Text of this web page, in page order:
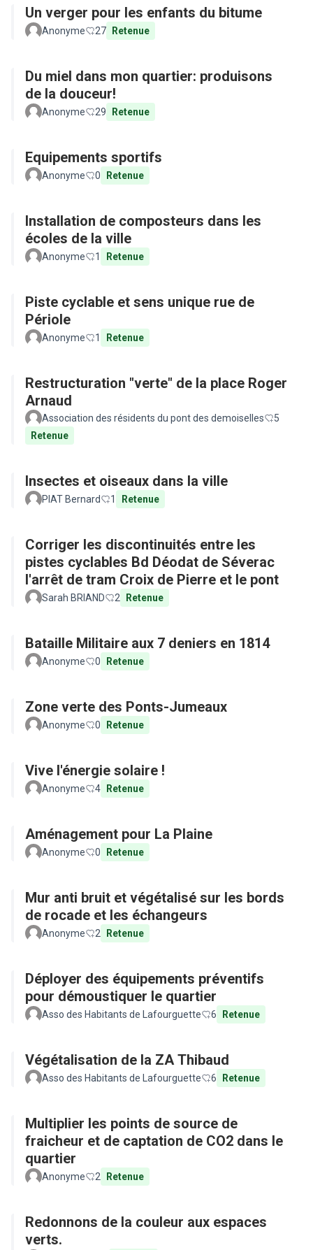
Un verger pour les enfants du bitume
Anonyme 27 Retenue
Du miel dans mon quartier: produisons
de la douceur!
Anonyme 29 Retenue
Equipements sportifs
Anonyme 0 Retenue
Installation de composteurs dans les
écoles de la ville
Anonyme 1 Retenue
Piste cyclable et sens unique rue de
Périole
Anonyme 1 Retenue
Restructuration "verte" de la place Roger
Arnaud
Association des résidents du pont des demoiselles
5
Retenue
Insectes et oiseaux dans la ville
PIAT Bernard 1 Retenue
Corriger les discontinuités entre les
pistes cyclables Bd Déodat de Séverac
l'arrêt de tram Croix de Pierre et le pont
Sarah BRIAND 2 Retenue
Bataille Militaire aux 7 deniers en 1814
Anonyme 0 Retenue
Zone verte des Ponts-Jumeaux
Anonyme 0 Retenue
Vive l'énergie solaire !
Anonyme 4 Retenue
Aménagement pour La Plaine
Anonyme 0 Retenue
Mur anti bruit et végétalisé sur les bords
de rocade et les échangeurs
Anonyme 2 Retenue
Déployer des équipements préventifs
pour démoustiquer le quartier
Asso des Habitants de Lafourguette 6 Retenue
Végétalisation de la ZA Thibaud
Asso des Habitants de Lafourguette 6 Retenue
Multiplier les points de source de
fraicheur et de captation de CO2 dans le
quartier
Anonyme 2 Retenue
Redonnons de la couleur aux espaces
verts.